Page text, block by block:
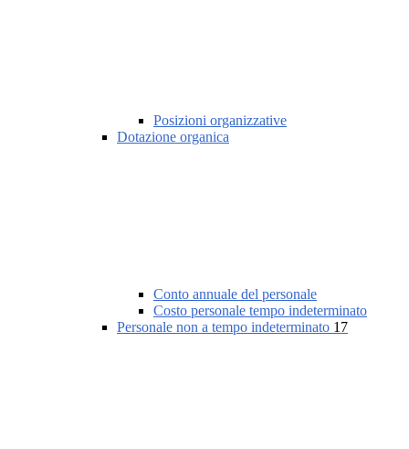
Posizioni organizzative
Dotazione organica
Conto annuale del personale
Costo personale tempo indeterminato
Personale non a tempo indeterminato 17